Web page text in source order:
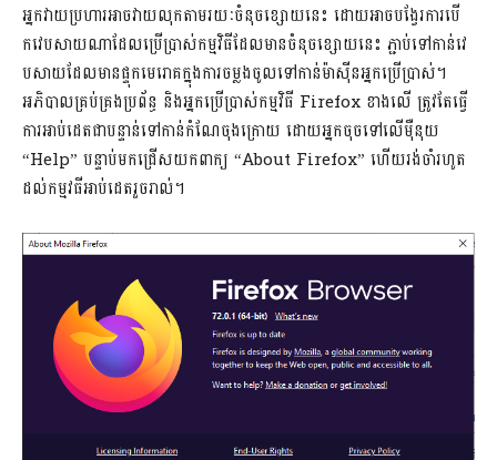
អ្នក​វាយប្រហារ​អាច​វាយលុក​តាមរយៈ​ចំនុច​ខ្សោយ​នេះ​ ដោយ​អាច​បង្វែរ​ការ​បើ​
កវេ​បសាយ​ណា​ដែល​ប្រើប្រាស់​កម្មវិធី​ដែល​មាន​ចំនុច​ខ្សោយ​នេះ​ ភ្ជាប់​ទៅ​កាន់​វេ​
បសាយ​ដែល​មាន​ផ្ទុកមេរោគ​ក្នុង​ការ​ចម្លង​ចូល​ទៅកាន់​ម៉ាស៊ីន​អ្នកប្រើ​ប្រាស់​។
អភិបាល​គ្រប់គ្រង​ប្រព័ន្ធ​ និង​អ្នកប្រើ​ប្រាស់​កម្មវិធី​ Firefox​ ខាងលើ​ ត្រូវតែ​ធ្វើ​
កា​រអា​ប់ដេ​តជាបន្ទាន់​ទៅកាន់​កំណែ​ចុងក្រោយ​ ដោយ​អ្នក​ចុច​ទៅលើ​ម៉ឺនុយ​
“Help​” បន្ទាប់មក​ជ្រើស​យកពាក្យ​ “About​ Firefox​” ហើយ​រង់ចាំ​រហូត
ដល់​កម្ម​វធី​អាប់​ដេ​តរួចរាល់​។